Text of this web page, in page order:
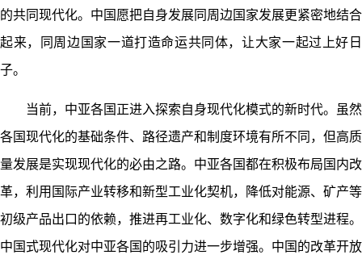
的共同现代化。中国愿把自身发展同周边国家发展更紧密地结合
起来，同周边国家一道打造命运共同体，让大家一起过上好日
子。
当前，中亚各国正进入探索自身现代化模式的新时代。虽然
各国现代化的基础条件、路径遗产和制度环境有所不同，但高质
量发展是实现现代化的必由之路。中亚各国都在积极布局国内改
革，利用国际产业转移和新型工业化契机，降低对能源、矿产等
初级产品出口的依赖，推进再工业化、数字化和绿色转型进程。
中国式现代化对中亚各国的吸引力进一步增强。中国的改革开放